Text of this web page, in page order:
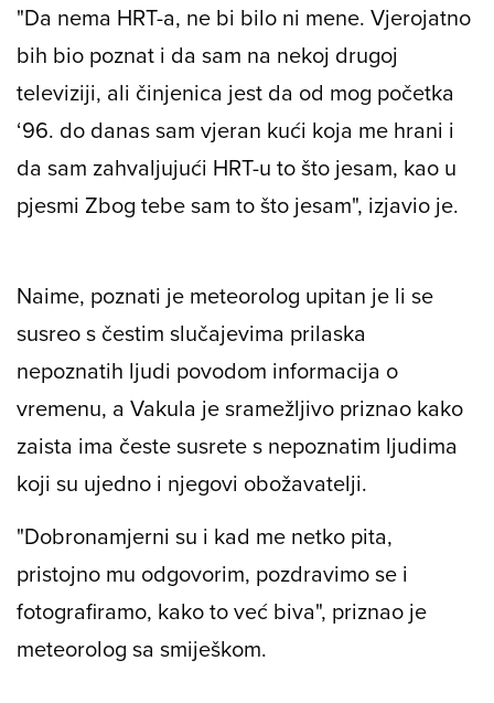
"Da nema HRT-a, ne bi bilo ni mene. Vjerojatno
bih bio poznat i da sam na nekoj drugoj
televiziji, ali činjenica jest da od mog početka
‘96. do danas sam vjeran kući koja me hrani i
da sam zahvaljujući HRT-u to što jesam, kao u
pjesmi Zbog tebe sam to što jesam", izjavio je.
Naime, poznati je meteorolog upitan je li se
susreo s čestim slučajevima prilaska
nepoznatih ljudi povodom informacija o
vremenu, a Vakula je sramežljivo priznao kako
zaista ima česte susrete s nepoznatim ljudima
koji su ujedno i njegovi obožavatelji.
"Dobronamjerni su i kad me netko pita,
pristojno mu odgovorim, pozdravimo se i
fotografiramo, kako to već biva", priznao je
meteorolog sa smiješkom.